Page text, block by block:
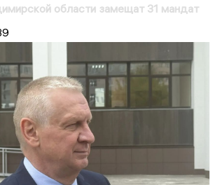
области замещат 31 мандат